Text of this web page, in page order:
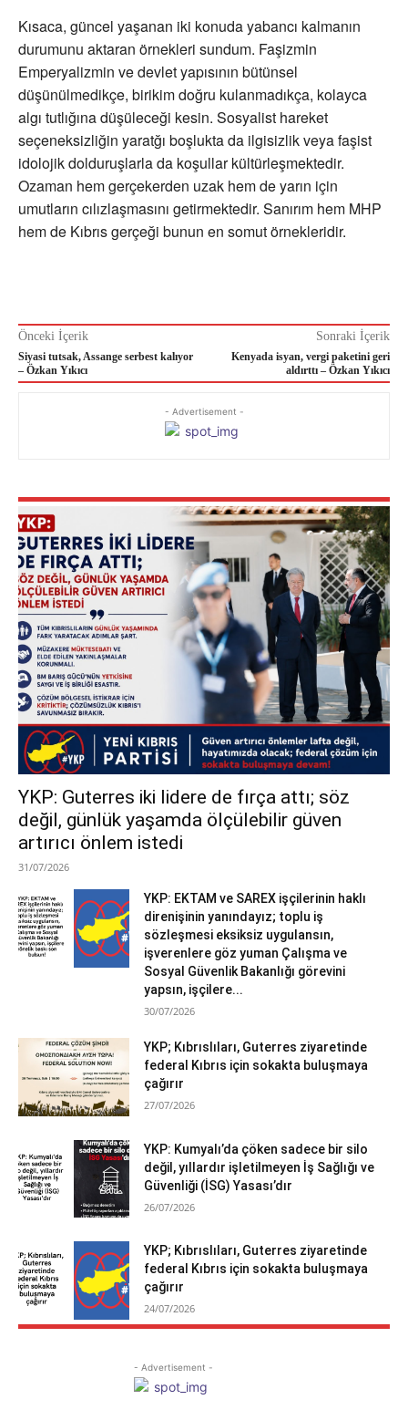
Kısaca, güncel yaşanan iki konuda yabancı kalmanın
durumunu aktaran örnekleri sundum. Faşizmin
Emperyalizmin ve devlet yapısının bütünsel
düşünülmedikçe, birikim doğru kulanmadıkça, kolayca
algı tutlığına düşüleceği kesin. Sosyalist hareket
seçeneksizliğin yaratğı boşlukta da ilgisizlik veya faşist
idolojik dolduruşlarla da koşullar kültürleşmektedir.
Ozaman hem gerçekerden uzak hem de yarın için
umutların cılızlaşmasını getirmektedir. Sanırım hem MHP
hem de Kıbrıs gerçeği bunun en somut örnekleridir.
Önceki İçerik
Siyasi tutsak, Assange serbest kalıyor
– Özkan Yıkıcı
Sonraki İçerik
Kenyada isyan, vergi paketini geri
aldırttı – Özkan Yıkıcı
- Advertisement -
YKP: Guterres iki lidere de fırça attı; söz
değil, günlük yaşamda ölçülebilir güven
artırıcı önlem istedi
31/07/2026
YKP: EKTAM ve SAREX işçilerinin haklı
direnişinin yanındayız; toplu iş
sözleşmesi eksiksiz uygulansın,
işverenlere göz yuman Çalışma ve
Sosyal Güvenlik Bakanlığı görevini
yapsın, işçilere...
30/07/2026
YKP; Kıbrıslıları, Guterres ziyaretinde
federal Kıbrıs için sokakta buluşmaya
çağırır
27/07/2026
YKP: Kumyalı’da çöken sadece bir silo
değil, yıllardır işletilmeyen İş Sağlığı ve
Güvenliği (İSG) Yasası’dır
26/07/2026
YKP; Kıbrıslıları, Guterres ziyaretinde
federal Kıbrıs için sokakta buluşmaya
çağırır
24/07/2026
- Advertisement -